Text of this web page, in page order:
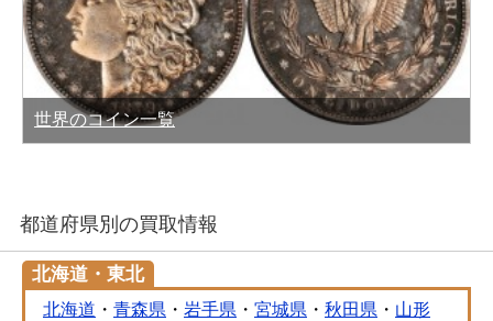
世界のコイン一覧
都道府県別の買取情報
北海道・東北
北海道 ・ 青森県 ・ 岩手県 ・ 宮城県 ・ 秋田県 ・ 山形